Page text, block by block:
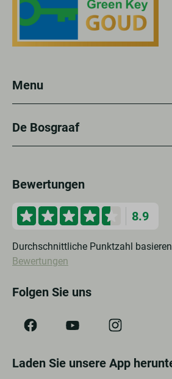
Menu
De Bosgraaf
Bewertungen
8.9
Durchschnittliche Punktzahl
Bewertungen
Folgen Sie uns
Laden Sie unsere App